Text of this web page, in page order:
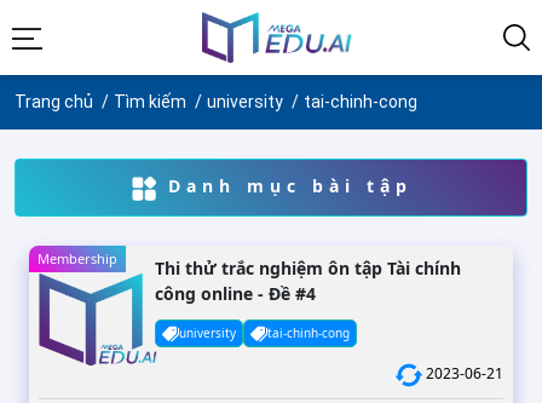
Trang chủ Tìm kiếm university tai-chinh-cong
Danh mục bài tập
Membership
Thi thử trắc nghiệm ôn tập Tài chính
công online - Đề #4
university tai-chinh-cong
2023-06-21